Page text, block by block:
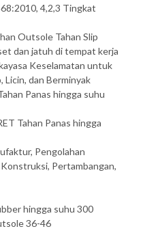
4,2,3 Tingkat
Outsole Tahan Slip
dan jatuh di tempat kerja
Keselamatan untuk
Licin, dan Berminyak
Panas hingga suhu
Tahan Panas hingga
Pengolahan
Pertambangan,
hingga suhu 300
36-46